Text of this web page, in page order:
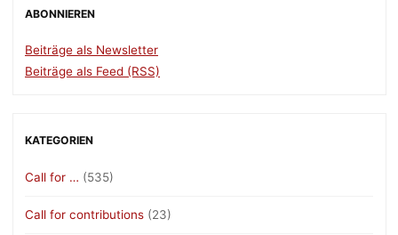
ABONNIEREN
Beiträge als Newsletter
Beiträge als Feed (RSS)
KATEGORIEN
Call for … (535)
Call for contributions (23)